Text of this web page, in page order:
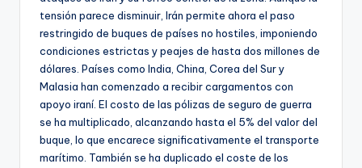
tensión parece disminuir, Irán permite ahora el paso
restringido de buques de países no hostiles, imponiendo
condiciones estrictas y peajes de hasta dos millones de
dólares. Países como India, China, Corea del Sur y
Malasia han comenzado a recibir cargamentos con
apoyo iraní. El costo de las pólizas de seguro de guerra
se ha multiplicado, alcanzando hasta el 5% del valor del
buque, lo que encarece significativamente el transporte
marítimo. También se ha duplicado el coste de los